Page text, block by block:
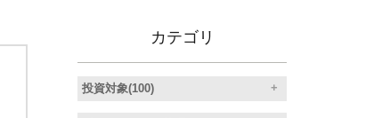
カテゴリ
投資対象(100)